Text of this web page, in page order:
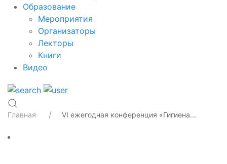
Образование
Мероприятия
Организаторы
Лекторы
Книги
Видео
Главная VI ежегодная конференция «Гигиена...